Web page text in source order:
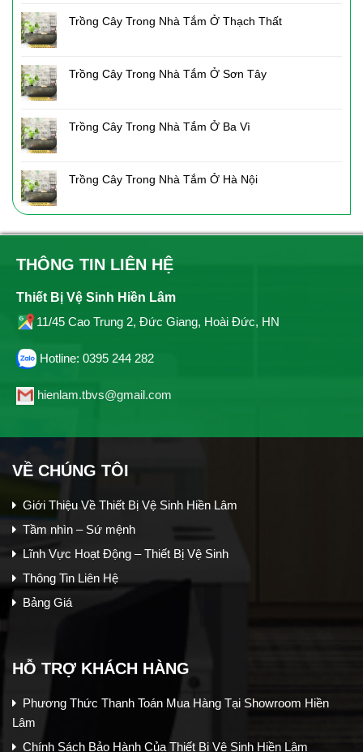
Trồng Cây Trong Nhà Tắm Ở Thạch Thất
Trồng Cây Trong Nhà Tắm Ở Sơn Tây
Trồng Cây Trong Nhà Tắm Ở Ba Vì
Trồng Cây Trong Nhà Tắm Ở Hà Nội
THÔNG TIN LIÊN HỆ
Thiết Bị Vệ Sinh Hiền Lâm
11/45 Cao Trung 2, Đức Giang, Hoài Đức, HN
Hotline: 0395 244 282
hienlam.tbvs@gmail.com
VỀ CHÚNG TÔI
Giới Thiệu Về Thiết Bị Vệ Sinh Hiền Lâm
Tầm nhìn – Sứ mệnh
Lĩnh Vực Hoạt Động – Thiết Bị Vệ Sinh
Thông Tin Liên Hệ
Bảng Giá
HỖ TRỢ KHÁCH HÀNG
Phương Thức Thanh Toán Mua Hàng Tại Showroom Hiền
Lâm
Chính Sách Bảo Hành Của Thiết Bị Vệ Sinh Hiền Lâm